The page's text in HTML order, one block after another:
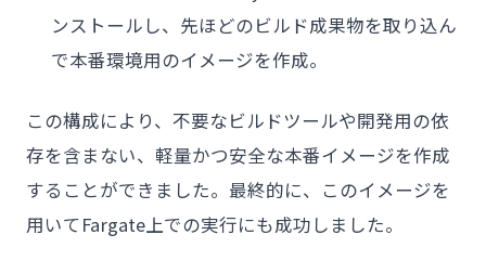
ンストールし、先ほどのビルド成果物を取り込ん
で本番環境用のイメージを作成。
この構成により、不要なビルドツールや開発用の依
存を含まない、軽量かつ安全な本番イメージを作成
することができました。最終的に、このイメージを
用いてFargate上での実行にも成功しました。